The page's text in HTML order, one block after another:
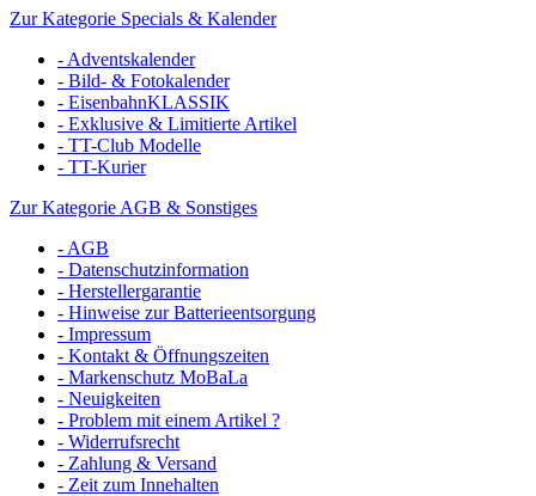
Zur Kategorie Specials & Kalender
- Adventskalender
- Bild- & Fotokalender
- EisenbahnKLASSIK
- Exklusive & Limitierte Artikel
- TT-Club Modelle
- TT-Kurier
Zur Kategorie AGB & Sonstiges
- AGB
- Datenschutzinformation
- Herstellergarantie
- Hinweise zur Batterieentsorgung
- Impressum
- Kontakt & Öffnungszeiten
- Markenschutz MoBaLa
- Neuigkeiten
- Problem mit einem Artikel ?
- Widerrufsrecht
- Zahlung & Versand
- Zeit zum Innehalten